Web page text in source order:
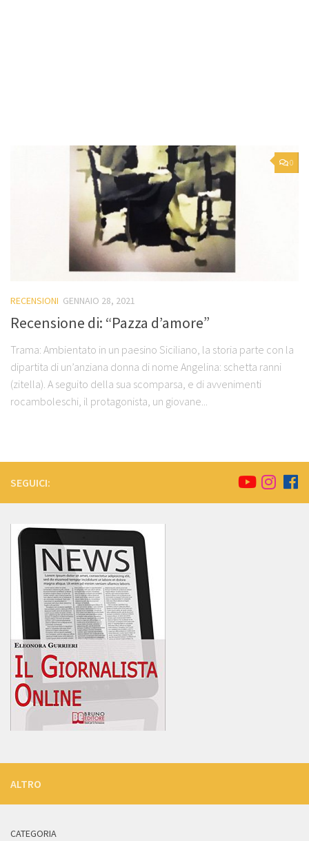
0
RECENSIONI GENNAIO 28, 2021
Recensione di: “Pazza d’amore”
Trama: Ambientato in un paesino Siciliano, la storia parte con la
dipartita di un’anziana donna di nome Angelina: schetta ranni
(zitella). A seguito della sua scomparsa, e di avvenimenti
rocamboleschi, il protagonista, un giovane...
SEGUICI:
ALTRO
CATEGORIA